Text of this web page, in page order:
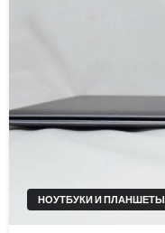
НОУТБУКИ И ПЛАНШЕТЫ